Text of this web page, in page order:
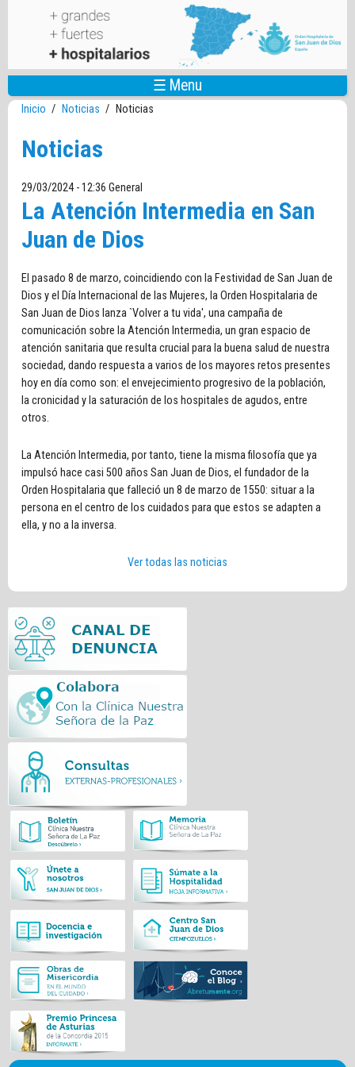
Pasar al contenido principal
☰ Menu
Inicio / Noticias / Noticias
Noticias
29/03/2024 - 12:36 General
La Atención Intermedia en San
Juan de Dios
El pasado 8 de marzo, coincidiendo con la Festividad de San Juan de
Dios y el Día Internacional de las Mujeres, la Orden Hospitalaria de
San Juan de Dios lanza `Volver a tu vida', una campaña de
comunicación sobre la Atención Intermedia, un gran espacio de
atención sanitaria que resulta crucial para la buena salud de nuestra
sociedad, dando respuesta a varios de los mayores retos presentes
hoy en día como son: el envejecimiento progresivo de la población,
la cronicidad y la saturación de los hospitales de agudos, entre
otros.
La Atención Intermedia, por tanto, tiene la misma filosofía que ya
impulsó hace casi 500 años San Juan de Dios, el fundador de la
Orden Hospitalaria que falleció un 8 de marzo de 1550: situar a la
persona en el centro de los cuidados para que estos se adapten a
ella, y no a la inversa.
Ver todas las noticias